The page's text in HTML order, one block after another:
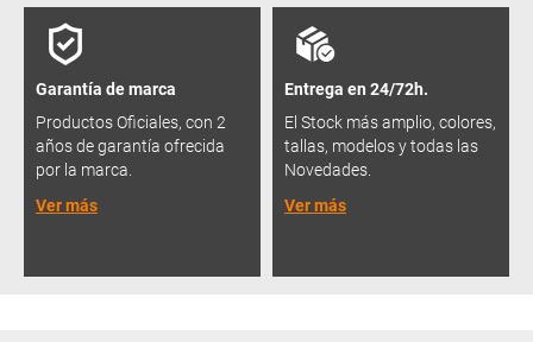
Garantía de marca
Productos Oficiales, con 2
años de garantía ofrecida
por la marca.
Ver más
Entrega en 24/72h.
El Stock más amplio, colores,
tallas, modelos y todas las
Novedades.
Ver más